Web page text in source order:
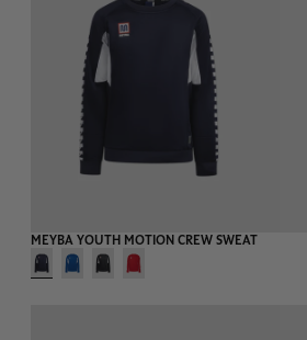
MEYBA YOUTH MOTION CREW SWEAT